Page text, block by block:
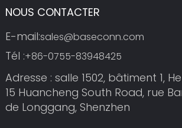
NOUS CONTACTER
E-mail:sales@baseconn.com
Tél :+86-0755-83948425
Adresse : salle 1502, bâtiment 1,
15 Huancheng South Road, rue
de Longgang, Shenzhen